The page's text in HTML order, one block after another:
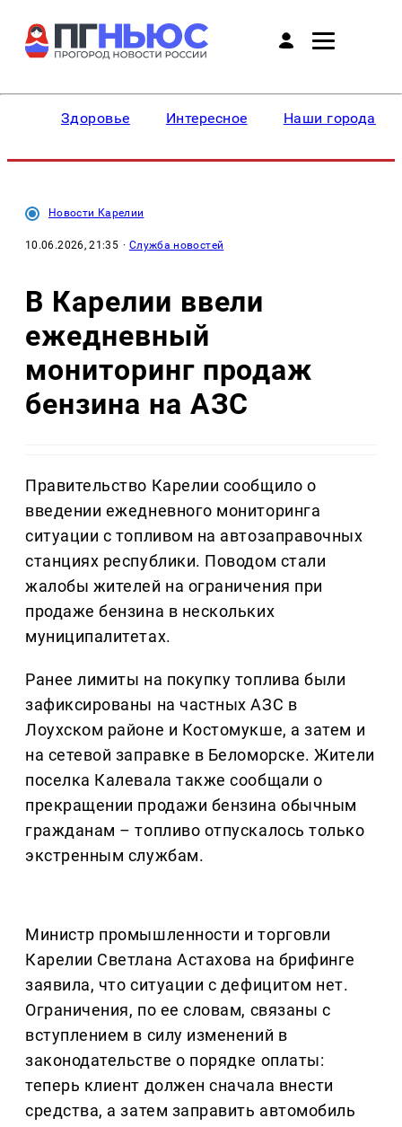
Здоровье Интересное Наши города
Новости Карелии
10.06.2026, 21:35 · Служба новостей
В Карелии ввели
ежедневный
мониторинг продаж
бензина на АЗС
Правительство Карелии сообщило о
введении ежедневного мониторинга
ситуации с топливом на автозаправочных
станциях республики. Поводом стали
жалобы жителей на ограничения при
продаже бензина в нескольких
муниципалитетах.
Ранее лимиты на покупку топлива были
зафиксированы на частных АЗС в
Лоухском районе и Костомукше, а затем и
на сетевой заправке в Беломорске. Жители
поселка Калевала также сообщали о
прекращении продажи бензина обычным
гражданам – топливо отпускалось только
экстренным службам.
Министр промышленности и торговли
Карелии Светлана Астахова на брифинге
заявила, что ситуации с дефицитом нет.
Ограничения, по ее словам, связаны с
вступлением в силу изменений в
законодательстве о порядке оплаты:
теперь клиент должен сначала внести
средства, а затем заправить автомобиль